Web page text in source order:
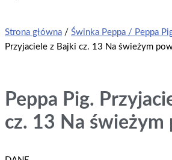
Strona główna / Świnka Peppa / Peppa
Przyjaciele z Bajki cz. 13 Na świeżym
Peppa Pig.
cz. 13 Na świeżym